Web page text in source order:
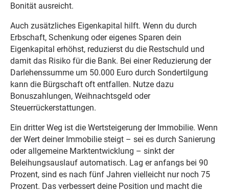
Bonität ausreicht.
Auch zusätzliches Eigenkapital hilft. Wenn du durch
Erbschaft, Schenkung oder eigenes Sparen dein
Eigenkapital erhöhst, reduzierst du die Restschuld und
damit das Risiko für die Bank. Bei einer Reduzierung der
Darlehenssumme um 50.000 Euro durch Sondertilgung
kann die Bürgschaft oft entfallen. Nutze dazu
Bonuszahlungen, Weihnachtsgeld oder
Steuerrückerstattungen.
Ein dritter Weg ist die Wertsteigerung der Immobilie. Wenn
der Wert deiner Immobilie steigt – sei es durch Sanierung
oder allgemeine Marktentwicklung – sinkt der
Beleihungsauslauf automatisch. Lag er anfangs bei 90
Prozent, sind es nach fünf Jahren vielleicht nur noch 75
Prozent. Das verbessert deine Position und macht die